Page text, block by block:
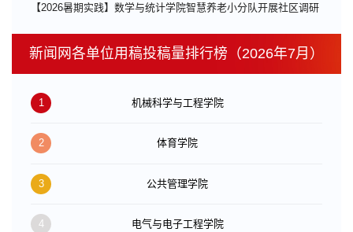
【2026暑期实践】数学与统计学院智慧养老小分队开展社区调研
新闻网各单位用稿投稿量排行榜（2026年7月）
1 机械科学与工程学院
2 体育学院
3 公共管理学院
4 电气与电子工程学院